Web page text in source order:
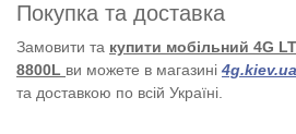
Покупка та доставка
Замовити та купити мобільний 4G
8800L ви можете в магазині 4g.kiev.ua
та доставкою по всій Україні.